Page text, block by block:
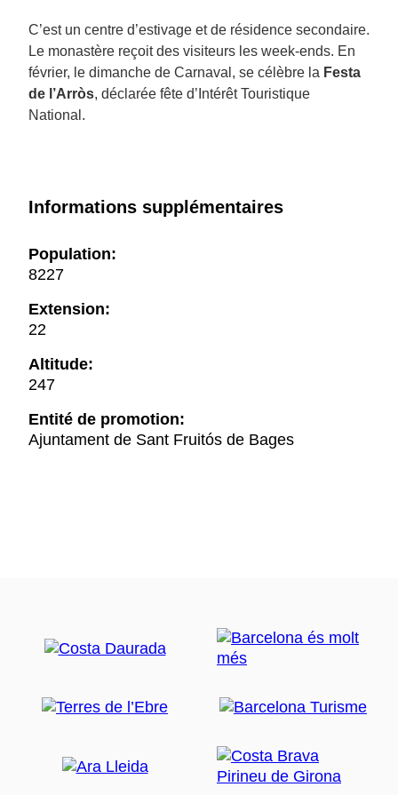
C’est un centre d’estivage et de résidence secondaire.
Le monastère reçoit des visiteurs les week-ends. En
février, le dimanche de Carnaval, se célèbre la Festa
de l’Arròs, déclarée fête d’Intérêt Touristique
National.
Informations supplémentaires
Population:
8227
Extension:
22
Altitude:
247
Entité de promotion:
Ajuntament de Sant Fruitós de Bages